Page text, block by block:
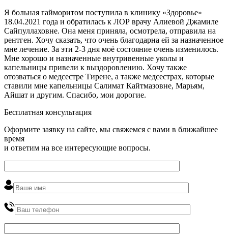
Я больная гайморитом поступила в клинику «Здоровье»
18.04.2021 года и обратилась к ЛОР врачу Алиевой Джамиле
Сайпуллаховне. Она меня приняла, осмотрела, отправила на
рентген. Хочу сказать, что очень благодарна ей за назначенное
мне лечение. За эти 2-3 дня моё состояние очень изменилось.
Мне хорошо и назначенные внутривенные уколы и
капельницы привели к выздоровлению. Хочу также
отозваться о медсестре Тирене, а также медсестрах, которые
ставили мне капельницы Салимат Кайтмазовне, Марьям,
Айшат и другим. Спасибо, мои дорогие.
Бесплатная консультация
Оформите заявку на сайте, мы свяжемся с вами в ближайшее
время
и ответим на все интересующие вопросы.